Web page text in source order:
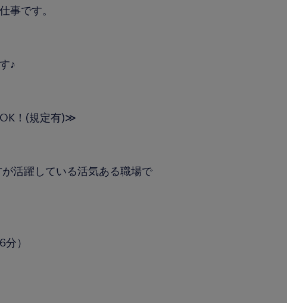
事です。
♪
！(規定有)≫
活躍している活気ある職場で
）